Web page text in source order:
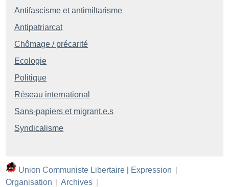
Antifascisme et antimiltarisme
Antipatriarcat
Chômage / précarité
Ecologie
Politique
Réseau international
Sans-papiers et migrant.e.s
Syndicalisme
Union Communiste Libertaire Expression
Organisation
Archives